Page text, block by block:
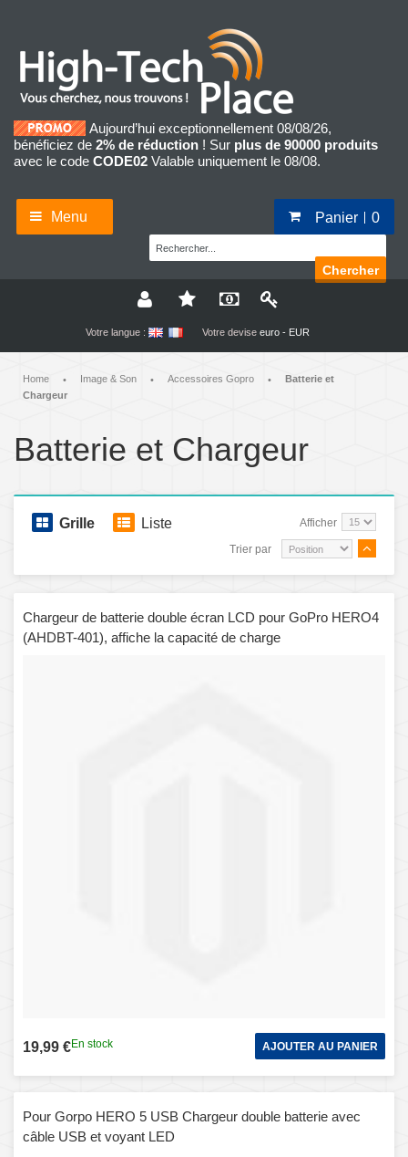
Aujourd’hui exceptionnellement 08/08/26,
bénéficiez de 2% de réduction ! Sur plus de 90000 produits
avec le code CODE02 Valable uniquement le 08/08.
Menu Panier 0
Chercher
Votre langue : Votre devise euro - EUR
Home • Image & Son • Accessoires Gopro •
Batterie et
Chargeur
Batterie et Chargeur
Grille Liste Afficher
Trier par
Chargeur de batterie double écran LCD pour GoPro HERO4
(AHDBT-401), affiche la capacité de charge
19,99 €En stock AJOUTER AU PANIER
Pour Gorpo HERO 5 USB Chargeur double batterie avec
câble USB et voyant LED